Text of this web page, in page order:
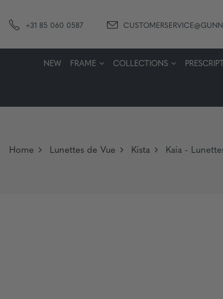
+31 85 060 0587
NEW FRAME COLLECTIONS
Home Lunettes de Vue Kista Kaia -